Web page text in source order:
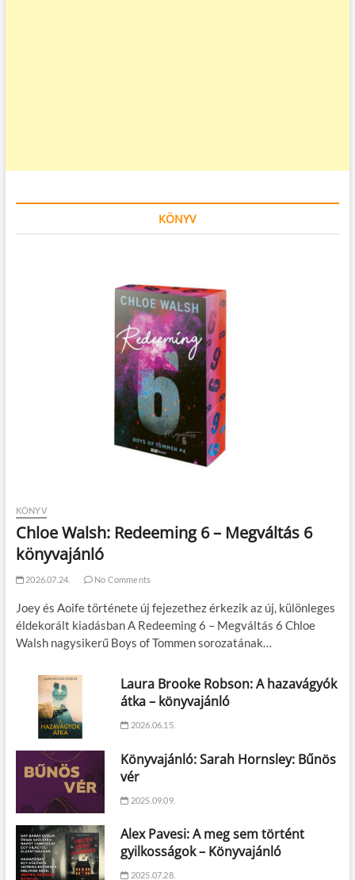
KÖNYV
KÖNYV
Chloe Walsh: Redeeming 6 – Megváltás 6
könyvajánló
2026.07.24. No Comments
Joey és Aoife története új fejezethez érkezik az új, különleges
éldekorált kiadásban A Redeeming 6 – Megváltás 6 Chloe
Walsh nagysikerű Boys of Tommen sorozatának…
Laura Brooke Robson: A hazavágyók
átka – könyvajánló
2026.06.15.
Könyvajánló: Sarah Hornsley: Bűnös
vér
2025.09.09.
Alex Pavesi: A meg sem történt
gyilkosságok – Könyvajánló
2025.07.28.